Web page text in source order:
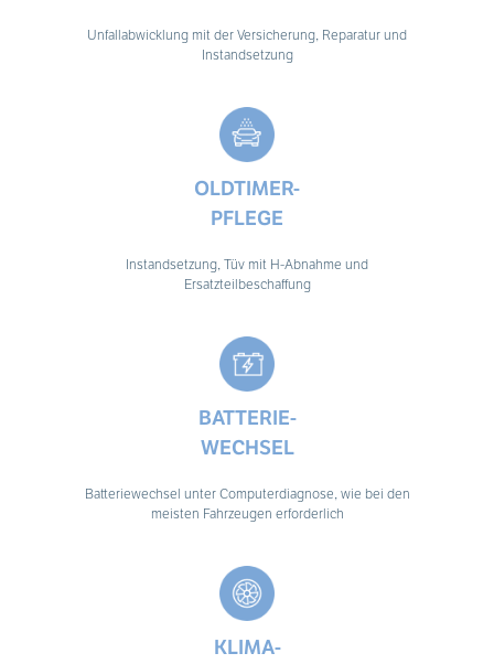
Unfallabwicklung mit der Versicherung, Reparatur und
Instandsetzung
OLDTIMER-
PFLEGE
Instandsetzung, Tüv mit H-Abnahme und
Ersatzteilbeschaffung
BATTERIE-
WECHSEL
Batteriewechsel unter Computerdiagnose, wie bei den
meisten Fahrzeugen erforderlich
KLIMA-